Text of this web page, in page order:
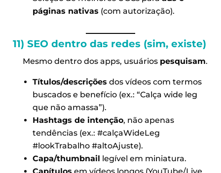
páginas nativas (com autorização).
11) SEO dentro das redes (sim, existe)
Mesmo dentro dos apps, usuários pesquisam.
Títulos/descrições dos vídeos com termos
buscados e benefício (ex.: “Calça wide leg
que não amassa”).
Hashtags de intenção, não apenas
tendências (ex.: #calçaWideLeg
#lookTrabalho #altoAjuste).
Capa/thumbnail legível em miniatura.